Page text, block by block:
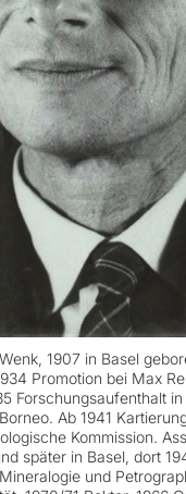
1907 in Basel
Promotion bei Max
Forschungsaufenthalt
Ab 1941
Kommission.
später in Basel, dort
und